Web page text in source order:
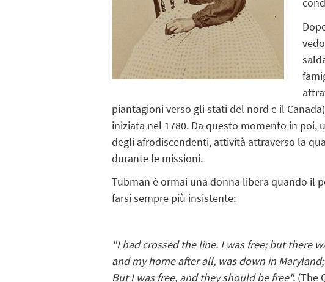
piantagioni verso gli stati del nord e il
iniziata nel 1780. Da questo momento in poi,
degli afrodiscendenti, attività attraverso la
durante le missioni.
Tubman è ormai una donna libera quando il
farsi sempre più insistente:
"I had crossed the line. I was free; but there
and my home after all, was down in
But I was free, and they should be free". (The